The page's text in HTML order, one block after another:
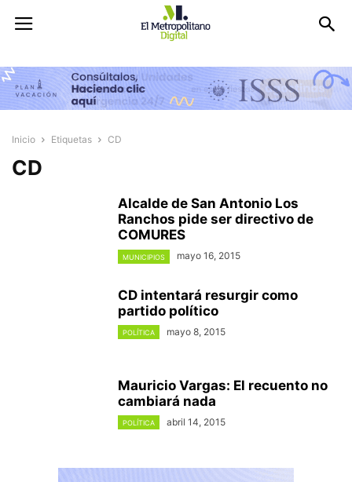
Inicio Etiquetas CD
CD
Alcalde de San Antonio Los
Ranchos pide ser directivo de
COMURES
MUNICIPIOS mayo 16, 2015
CD intentará resurgir como
partido político
POLÍTICA mayo 8, 2015
Mauricio Vargas: El recuento no
cambiará nada
POLÍTICA abril 14, 2015